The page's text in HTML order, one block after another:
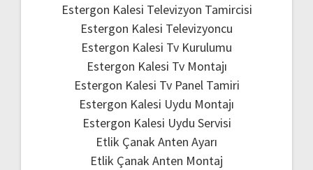
Estergon Kalesi Televizyon Tamircisi
Estergon Kalesi Televizyoncu
Estergon Kalesi Tv Kurulumu
Estergon Kalesi Tv Montajı
Estergon Kalesi Tv Panel Tamiri
Estergon Kalesi Uydu Montajı
Estergon Kalesi Uydu Servisi
Etlik Çanak Anten Ayarı
Etlik Çanak Anten Montaj